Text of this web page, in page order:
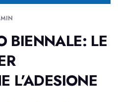
BIENNALE: LE
L’ADESIONE